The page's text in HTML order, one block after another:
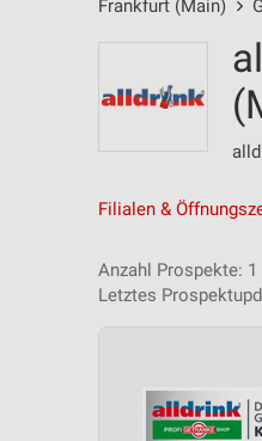
Frankfurt (Main)
Filialen &
Anzahl Prospekte: 1
Letztes